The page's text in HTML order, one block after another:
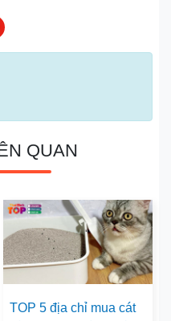
QUAN
TOP 5 địa chỉ mua cát